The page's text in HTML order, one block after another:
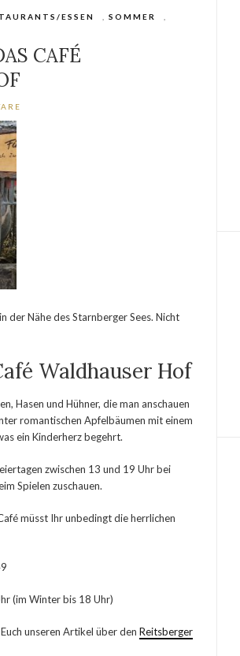
ESSEN SOMMER
CAFÉ
der Nähe des Starnberger Sees. Nicht
Waldhauser Hof
Hasen und Hühner, die man anschauen
romantischen Apfelbäumen mit einem
ein Kinderherz begehrt.
zwischen 13 und 19 Uhr bei
Spielen zuschauen.
müsst Ihr unbedingt die herrlichen
(im Winter bis 18 Uhr)
unseren Artikel über den Reitsberger